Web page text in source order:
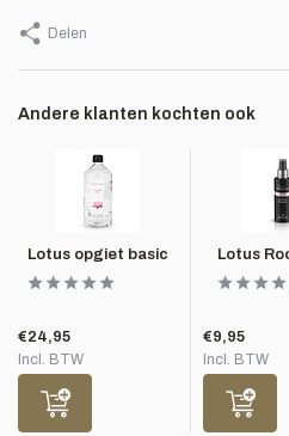
Delen
Andere klanten kochten ook
Lotus opgiet basic
€24,95
Incl. BTW
Lotus
€9,95
Incl. BTW